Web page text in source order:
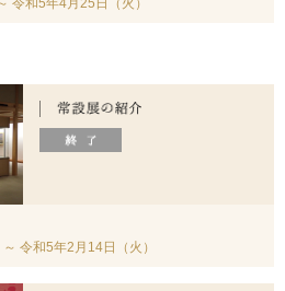
令和5年4月25日（火）
令和5年2月14日（火）